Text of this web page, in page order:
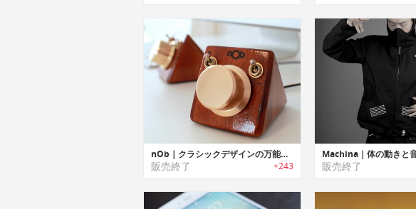
nOb｜クラシックデザインの万能コントローラー「ノブ」
販売終了 +243 販売終了